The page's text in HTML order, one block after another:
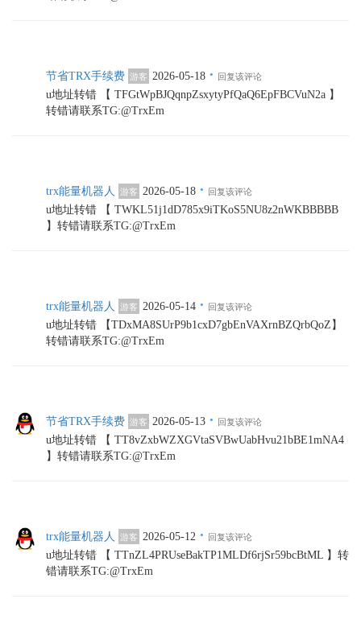
节省TRX手续费 游客 2026-05-18 · 回复该评论
u地址转错 【 TFGtWpBJQqnpZsxytyPfQaQ6EpFBCVuN2a 】
转错请联系TG:@TrxEm
trx能量机器人 游客 2026-05-18 · 回复该评论
u地址转错 【 TWKL51j1dD785x9iTKoS5NU8z2nWKBBBBB
】转错请联系TG:@TrxEm
trx能量机器人 游客 2026-05-14 · 回复该评论
u地址转错 【TDxMA8SUrP9b1cxD7gbEnVAXrnBZQrbQoZ】
转错请联系TG:@TrxEm
节省TRX手续费 游客 2026-05-13 · 回复该评论
u地址转错 【 TT8vZxbWZXGVtaSVBwUabHvu21bBE1mNA4
】转错请联系TG:@TrxEm
trx能量机器人 游客 2026-05-12 · 回复该评论
u地址转错 【 TTnZL4PRUseBakTP1MLDf6rjSr59bcBtML 】转
错请联系TG:@TrxEm